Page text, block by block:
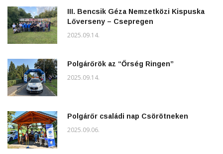
III. Bencsik Géza Nemzetközi Kispuska
Lőverseny – Csepregen
2025.09.14.
Polgárőrök az “Őrség Ringen”
2025.09.14.
Polgárőr családi nap Csörötneken
2025.09.06.